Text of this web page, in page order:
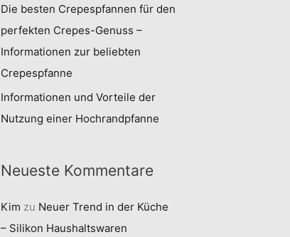
Die besten Crepespfannen für den
perfekten Crepes-Genuss –
Informationen zur beliebten
Crepespfanne
Informationen und Vorteile der
Nutzung einer Hochrandpfanne
Neueste Kommentare
Kim zu Neuer Trend in der Küche
– Silikon Haushaltswaren